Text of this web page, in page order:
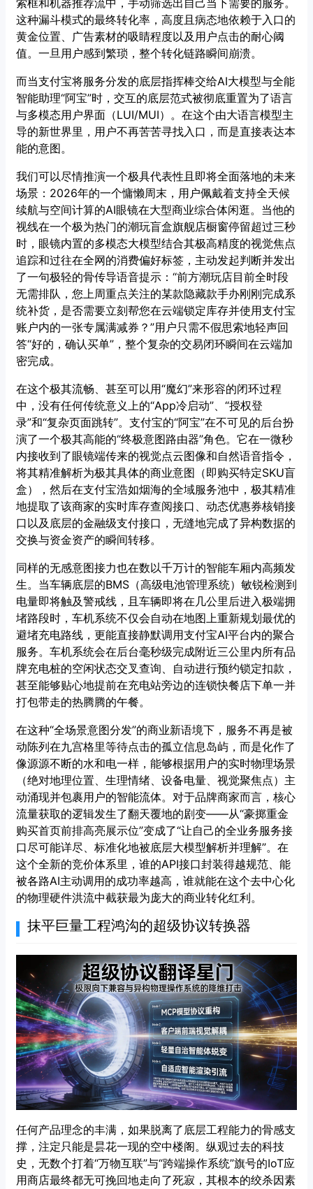
索框和机器推荐流中，手动筛选出自己当下需要的服务。
这种漏斗模式的最终转化率，高度且病态地依赖于入口的
黄金位置、广告素材的吸睛程度以及用户点击的耐心阈
值。一旦用户感到繁琐，整个转化链路瞬间崩溃。
而当支付宝将服务分发的底层指挥棒交给AI大模型与全能
智能助理“阿宝”时，交互的底层范式被彻底重置为了语言
与多模态用户界面（LUI/MUI）。在这个由大语言模型主
导的新世界里，用户不再苦苦寻找入口，而是直接表达本
能的意图。
我们可以尽情推演一个极具代表性且即将全面落地的未来
场景：2026年的一个慵懒周末，用户佩戴着支持全天候
续航与空间计算的AI眼镜在大型商业综合体闲逛。当他的
视线在一个极为热门的潮玩盲盒旗舰店橱窗停留超过三秒
时，眼镜内置的多模态大模型结合其极高精度的视觉焦点
追踪和过往在全网的消费偏好标签，主动发起判断并发出
了一句极轻的骨传导语音提示：“前方潮玩店目前全时段
无需排队，您上周重点关注的某款隐藏款手办刚刚完成系
统补货，是否需要立刻帮您在云端锁定库存并使用支付宝
账户内的一张专属满减券？”用户只需不假思索地轻声回
答“好的，确认买单”，整个复杂的交易闭环瞬间在云端加
密完成。
在这个极其流畅、甚至可以用“魔幻”来形容的闭环过程
中，没有任何传统意义上的“App冷启动”、“授权登
录”和“复杂页面跳转”。支付宝的“阿宝”在不可见的后台扮
演了一个极其高能的“终极意图路由器”角色。它在一微秒
内接收到了眼镜端传来的视觉点云图像和自然语音指令，
将其精准解析为极其具体的商业意图（即购买特定SKU盲
盒），然后在支付宝浩如烟海的全域服务池中，极其精准
地提取了该商家的实时库存查阅接口、动态优惠券核销接
口以及底层的金融级支付接口，无缝地完成了异构数据的
交换与资金资产的瞬间转移。
同样的无感意图接力也在数以千万计的智能车厢内高频发
生。当车辆底层的BMS（高级电池管理系统）敏锐检测到
电量即将触及警戒线，且车辆即将在几公里后进入极端拥
堵路段时，车机系统不仅会自动在地图上重新规划最优的
避堵充电路线，更能直接静默调用支付宝AI平台内的聚合
服务。车机系统会在后台毫秒级完成附近三公里内所有品
牌充电桩的空闲状态交叉查询、自动进行预约锁定扣款，
甚至能够贴心地提前在充电站旁边的连锁快餐店下单一并
打包带走的热腾腾的午餐。
在这种“全场景意图分发”的商业新语境下，服务不再是被
动陈列在九宫格里等待点击的孤立信息岛屿，而是化作了
像源源不断的水和电一样，能够根据用户的实时物理场景
（绝对地理位置、生理情绪、设备电量、视觉聚焦点）主
动涌现并包裹用户的智能流体。对于品牌商家而言，核心
流量获取的逻辑发生了翻天覆地的剧变——从“豪掷重金
购买首页前排高亮展示位”变成了“让自己的全业务服务接
口尽可能详尽、标准化地被底层大模型解析并理解”。在
这个全新的竞价体系里，谁的API接口封装得越规范、能
被各路AI主动调用的成功率越高，谁就能在这个去中心化
的物理硬件洪流中截获最为庞大的商业转化红利。
抹平巨量工程鸿沟的超级协议转换器
任何产品理念的丰满，如果脱离了底层工程能力的骨感支
撑，注定只能是昙花一现的空中楼阁。纵观过去的科技
史，无数个打着“万物互联”与“跨端操作系统”旗号的IoT应
用商店最终都无可挽回地走向了死寂，其根本的绞杀因素